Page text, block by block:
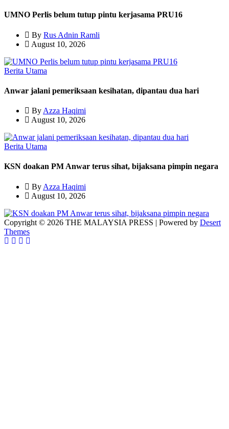
UMNO Perlis belum tutup pintu kerjasama PRU16
By Rus Adnin Ramli
August 10, 2026
Berita Utama
Anwar jalani pemeriksaan kesihatan, dipantau dua hari
By Azza Haqimi
August 10, 2026
Berita Utama
KSN doakan PM Anwar terus sihat, bijaksana pimpin negara
By Azza Haqimi
August 10, 2026
Copyright © 2026 THE MALAYSIA PRESS | Powered by Desert
Themes